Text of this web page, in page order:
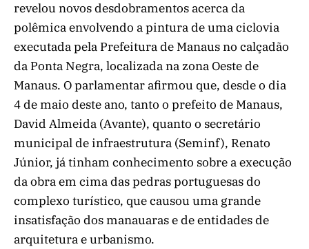
revelou novos desdobramentos acerca da
polêmica envolvendo a pintura de uma ciclovia
executada pela Prefeitura de Manaus no calçadão
da Ponta Negra, localizada na zona Oeste de
Manaus. O parlamentar afirmou que, desde o dia
4 de maio deste ano, tanto o prefeito de Manaus,
David Almeida (Avante), quanto o secretário
municipal de infraestrutura (Seminf), Renato
Júnior, já tinham conhecimento sobre a execução
da obra em cima das pedras portuguesas do
complexo turístico, que causou uma grande
insatisfação dos manauaras e de entidades de
arquitetura e urbanismo.